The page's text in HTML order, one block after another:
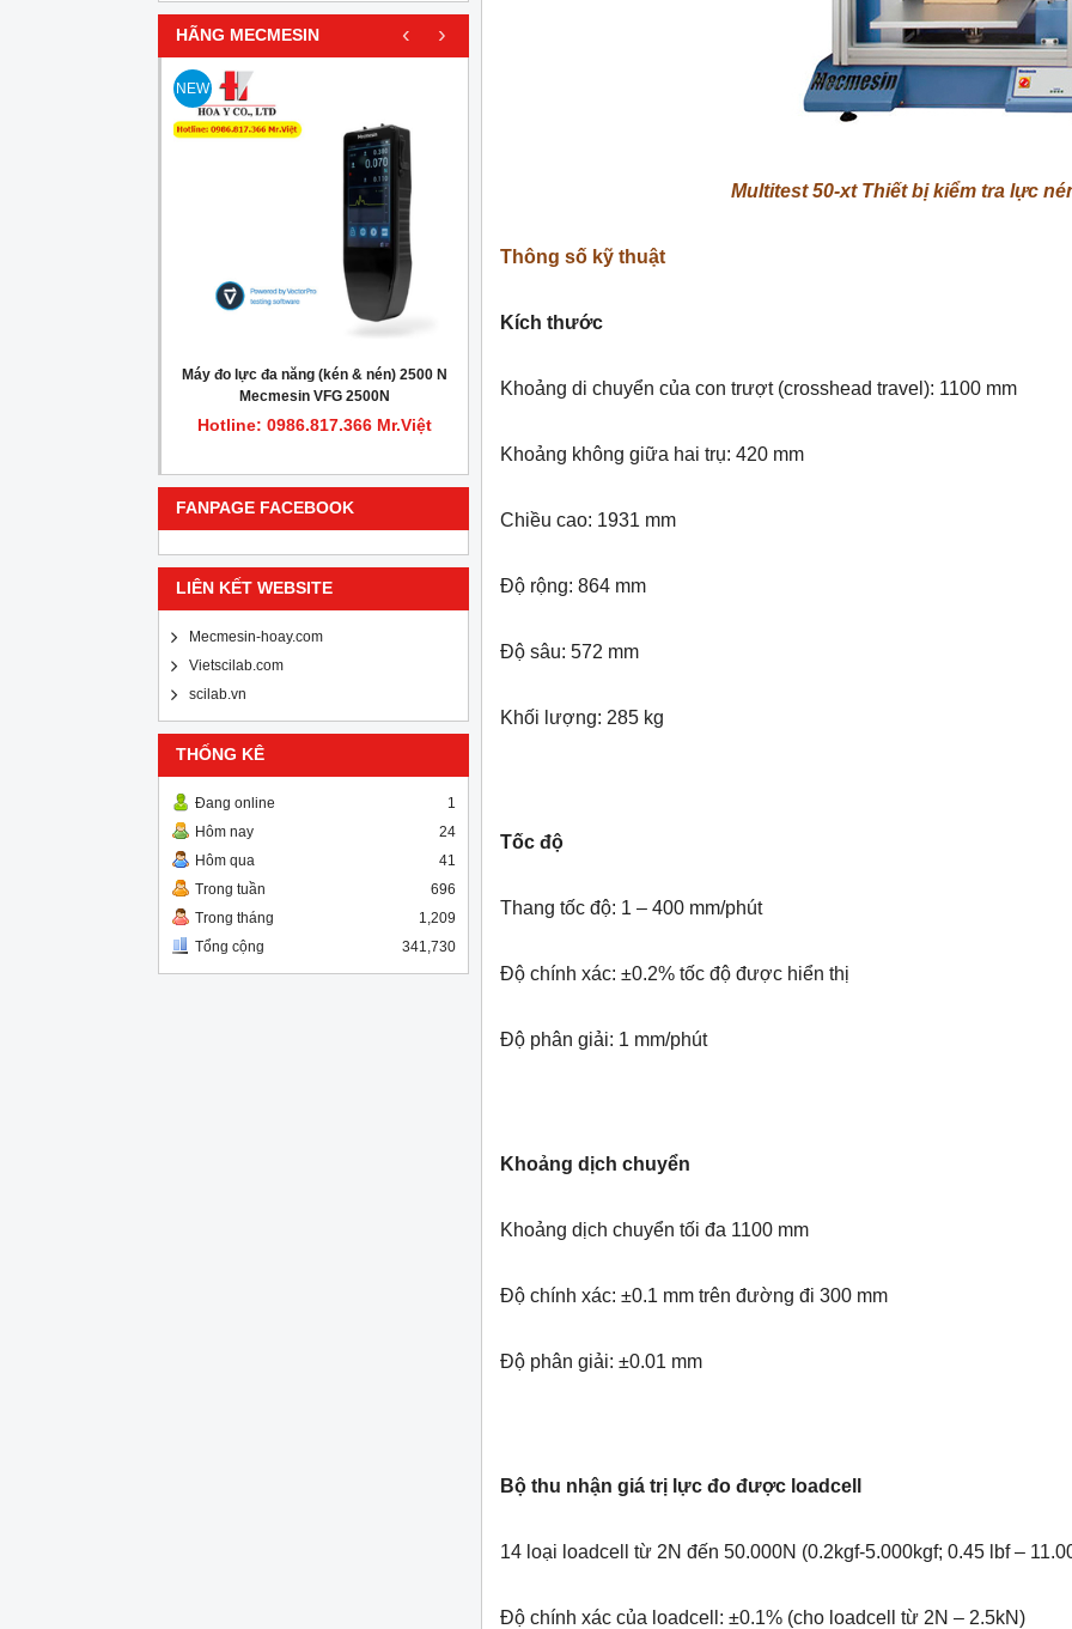
HÃNG MECMESIN
NEW
Máy đo lực đa năng (kén & nén) 2500 N
Mecmesin VFG 2500N
Hotline: 0986.817.366 Mr.Việt
VFG
HOT
lực momen xoắn chính xác cao 0~6N.m
‹ ›
FANPAGE FACEBOOK
LIÊN KẾT WEBSITE
Mecmesin-hoay.com
Vietscilab.com
scilab.vn
THỐNG KÊ
Đang online
1
Hôm nay
24
Hôm qua
41
Trong tuần
696
Trong tháng
1,209
Tổng cộng
341,730
Multitest 50-xt Thiết bị kiểm tra lực
Thông số kỹ thuật
Kích thước
Khoảng di chuyển của con trượt (crosshead travel): 1100 mm
Khoảng không giữa hai trụ: 420 mm
Chiều cao: 1931 mm
Độ rộng: 864 mm
Độ sâu: 572 mm
Khối lượng: 285 kg
Tốc độ
Thang tốc độ: 1 – 400 mm/phút
Độ chính xác: ±0.2% tốc độ được hiển thị
Độ phân giải: 1 mm/phút
Khoảng dịch chuyển
Khoảng dịch chuyển tối đa 1100 mm
Độ chính xác: ±0.1 mm trên đường đi 300 mm
Độ phân giải: ±0.01 mm
Bộ thu nhận giá trị lực đo được loadcell
14 loại loadcell từ 2N đến 50.000N (0.2kgf-5.000kgf; 0.45 lbf –
Độ chính xác của loadcell: ±0.1% (cho loadcell từ 2N – 2.5kN)